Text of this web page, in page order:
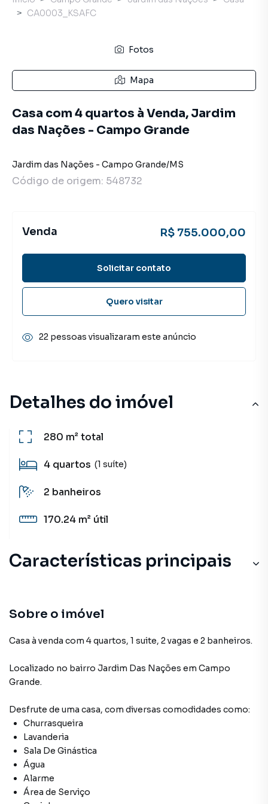
Detalhes do imóvel
280 m²total
4 quartos (1 suíte)
2 banheiros
170.24 m² útil
Características principais
Sobre o imóvel
Casa à venda com 4 quartos, 1 suite, 2 vagas e 2 banheiros.
Localizado no bairro Jardim Das Nações em Campo
Grande.
Desfrute de uma casa, com diversas comodidades como:
Churrasqueira
Lavanderia
Sala De Ginástica
Água
Alarme
Área de Serviço
CA0003_KSAFC
Fotos
Mapa
Casa com 4 quartos à Venda, Jardim
das Nações - Campo Grande
Jardim das Nações - Campo Grande/MS
Código de origem: 548732
Venda R$ 755.000,00
Solicitar contato
Quero visitar
22 pessoas visualizaram este anúncio